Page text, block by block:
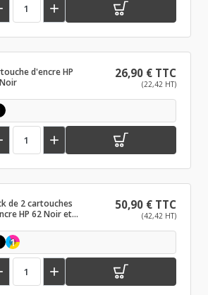

d'encre HP
26,90 € TTC
(22,42 HT)

de 2 cartouches
HP 62 Noir et
50,90 € TTC
(42,42 HT)
1
